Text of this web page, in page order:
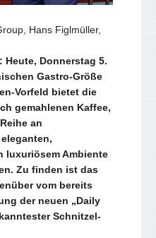
Hans Figlmüller,
Donnerstag 5.
Gastro-Größe
Vorfeld bietet die
gemahlenen Kaffee,
an
luxuriösem Ambiente
Zu finden ist das
vom bereits
der neuen „Daily
Schnitzel-